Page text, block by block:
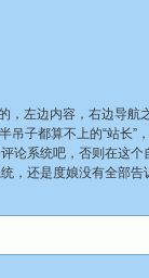
左边内容，右边导航之
子都算不上的“站长”
论系统吧，否则在这个
，还是度娘没有全部告